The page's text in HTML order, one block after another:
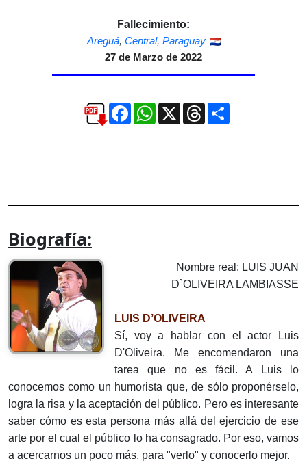
Fallecimiento:
Areguá, Central, Paraguay
27 de Marzo de 2022
FacebookWhatsApp
X ThreadsCompartir
Biografía:
Nombre real: LUIS JUAN
D`OLIVEIRA LAMBIASSE
LUIS D’OLIVEIRA
Sí, voy a hablar con el actor Luis
D'Oliveira. Me encomendaron una
tarea que no es fácil. A Luis lo
conocemos como un humorista que, de sólo proponérselo,
logra la risa y la aceptación del público. Pero es interesante
saber cómo es esta persona más allá del ejercicio de ese
arte por el cual el público lo ha consagrado. Por eso, vamos
a acercarnos un poco más, para "verlo" y conocerlo mejor.